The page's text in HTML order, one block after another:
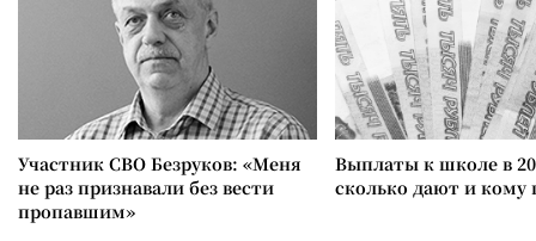
Участник СВО Безруков: «Меня
не раз признавали без вести
пропавшим»
Выплаты к школе в
сколько дают и